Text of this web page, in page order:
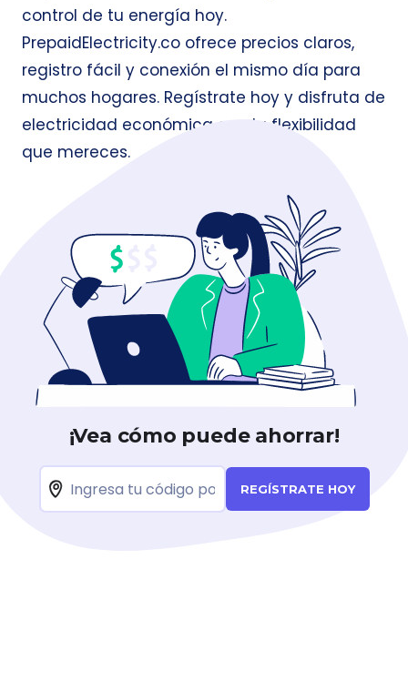
control de tu energía hoy.
PrepaidElectricity.co ofrece precios claros,
registro fácil y conexión el mismo día para
muchos hogares. Regístrate hoy y disfruta de
electricidad económica con la flexibilidad
que mereces.
¡Vea cómo puede ahorrar!
REGÍSTRATE HOY